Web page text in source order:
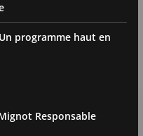
programme haut en
Responsable